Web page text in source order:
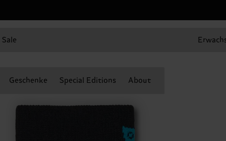
Sale
Geschenke Special Editions About